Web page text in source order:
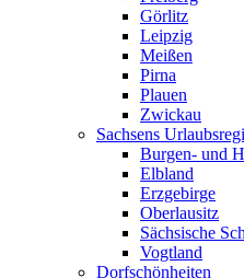
Görlitz
Leipzig
Meißen
Pirna
Plauen
Zwickau
Sachsens
Burgen- und
Elbland
Erzgebirge
Oberlausitz
Sächsische
Vogtland
Dorfschönheiten